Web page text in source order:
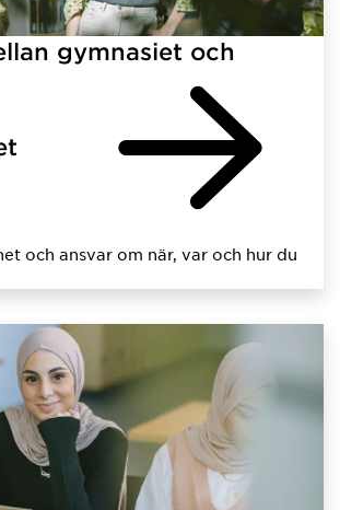
gymnasiet och
och ansvar om när, var och hur du